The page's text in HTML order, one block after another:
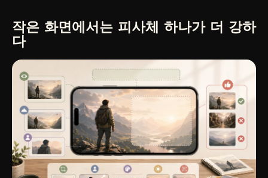
작은 화면에서는 피사체 하나가 더 강하
다